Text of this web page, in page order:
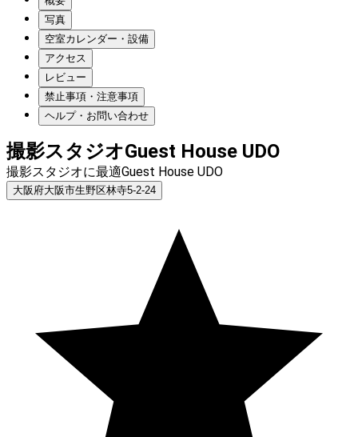
写真
空室カレンダー・設備
アクセス
レビュー
禁止事項・注意事項
ヘルプ・お問い合わせ
撮影スタジオGuest House UDO
撮影スタジオに最適Guest House UDO
大阪府大阪市生野区林寺5-2-24